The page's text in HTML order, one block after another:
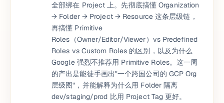
全部绑在 Project 上。先彻底搞懂 Organization
→ Folder → Project → Resource 这条层级链，
再搞懂 Primitive
Roles（Owner/Editor/Viewer）vs Predefined
Roles vs Custom Roles 的区别，以及为什么
Google 强烈不推荐用 Primitive Roles。这一周
的产出是能徒手画出"一个跨国公司的 GCP Org
层级图"，并能解释为什么用 Folder 隔离
dev/staging/prod 比用 Project Tag 更好。